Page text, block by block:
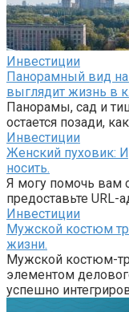
Инвестиции
Панорамный вид
выглядит жизнь в
Панорамы, сад и
остается позади,
Инвестиции
Женский пуховик:
носить.
Я могу помочь вам
предоставьте
Инвестиции
Мужской костюм
жизни.
Мужской костюм-
элементом
успешно